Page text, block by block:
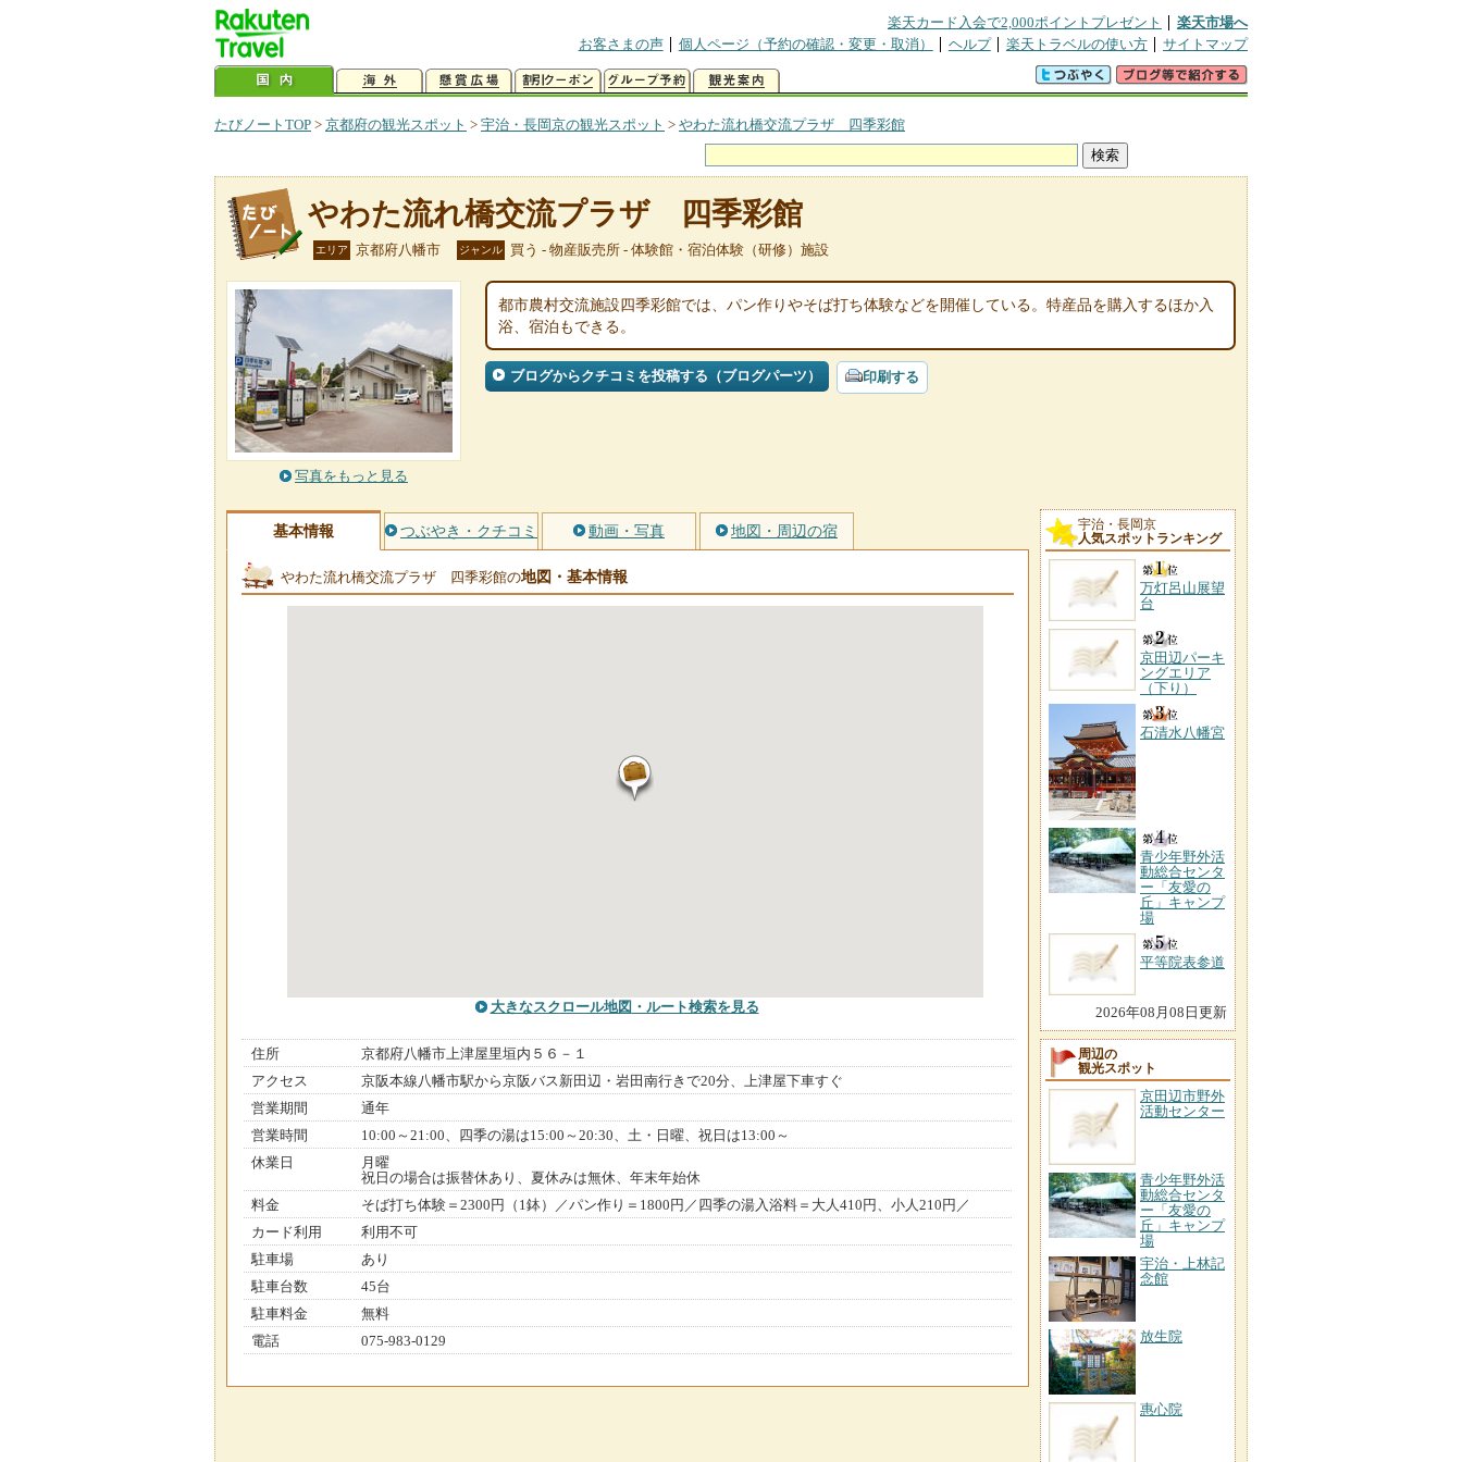
楽天カード入会で2,000ポイントプレゼント
楽天市場へ
お客さまの声
個人ページ（予約の確認・変更・取消） ヘルプ 楽天トラベルの使い方 サイトマップ
たびノートTOP > 京都府の観光スポット > 宇治・長岡京の観光スポット > やわた流れ橋交流プラザ 四季彩館
やわた流れ橋交流プラザ 四季彩館
エリア 京都府八幡市 ジャンル 買う - 物産販売所 - 体験館・宿泊体験（研修）施設
写真をもっと見る
都市農村交流施設四季彩館では、パン作りやそば打ち体験などを開催している。特産品を購入するほか入
浴、宿泊もできる。
ブログからクチコミを投稿する（ブログパーツ） 印刷する
基本情報 つぶやき・クチコミ 動画・写真 地図・周辺の宿
やわた流れ橋交流プラザ 四季彩館の地図・基本情報
大きなスクロール地図 ・ルート検索を見る
住所
京都府八幡市上津屋里垣内５６－１
アクセス
京阪本線八幡市駅から京阪バス新田辺・岩田南行きで20分、上津屋下車すぐ
営業期間
通年
営業時間
10:00～21:00、四季の湯は15:00～20:30、土・日曜、祝日は13:00～
休業日
月曜
祝日の場合は振替休あり、夏休みは無休、年末年始休
料金
そば打ち体験＝2300円（1鉢）／パン作り＝1800円／四季の湯入浴料＝大人410円、小人210円／
カード利用
利用不可
駐車場
あり
駐車台数
45台
駐車料金
無料
電話
075-983-0129
宇治・長岡京
人気スポットランキング
万灯呂山展望
台
京田辺パーキ
ングエリア
（下り）
石清水八幡宮
青少年野外活
動総合センタ
ー「友愛の
丘」キャンプ
場
平等院表参道
2026年08月08日更新
周辺の
観光スポット
京田辺市野外
活動センター
青少年野外活
動総合センタ
ー「友愛の
丘」キャンプ
場
宇治・上林記
念館
放生院
惠心院